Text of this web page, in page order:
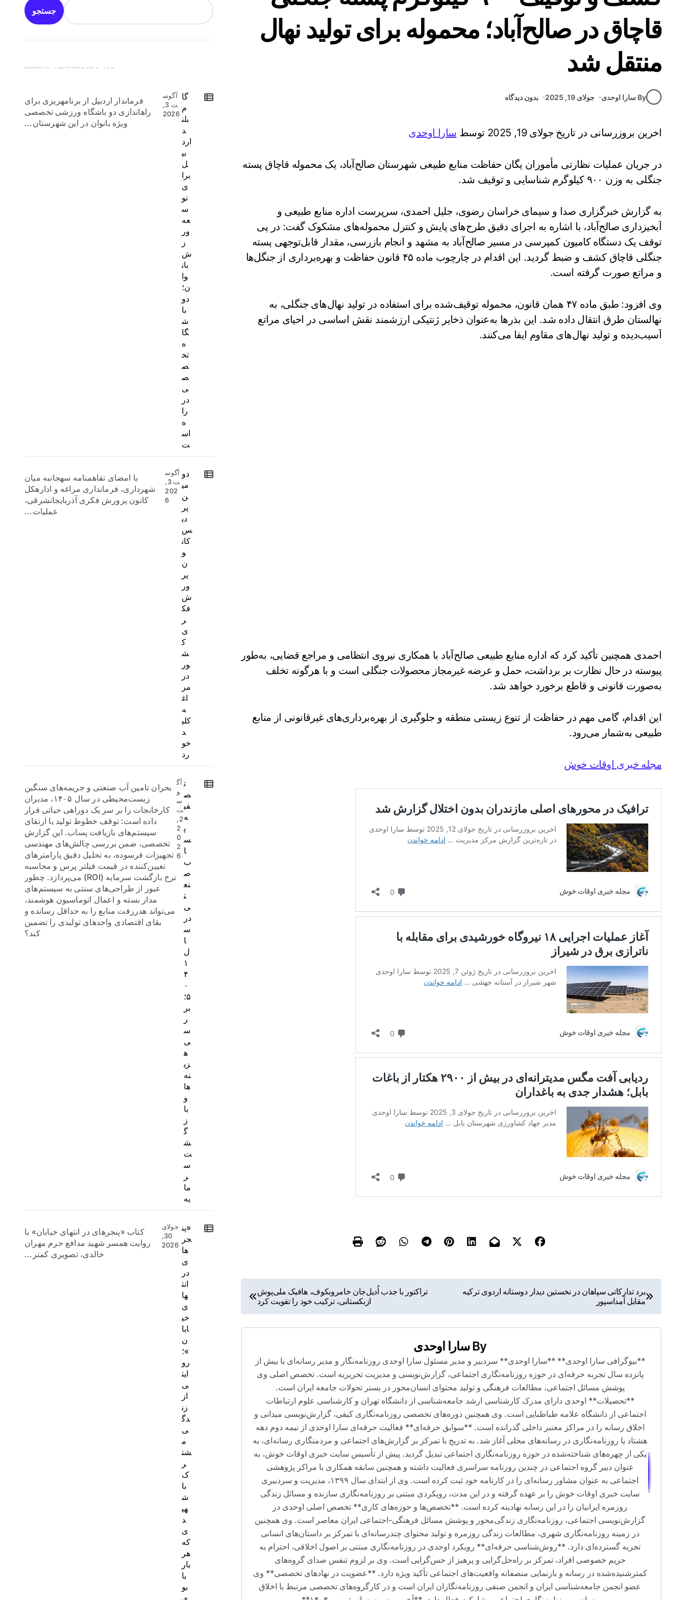
قاچاق در صالح‌آباد؛ محموله برای تولید نهال
منتقل شد
By سارا اوحدی جولای 19, 2025 بدون دیدگاه
اخرین بروزرسانی در تاریخ جولای 19, 2025 توسط سارا اوحدی
در جریان عملیات نظارتی مأموران یگان حفاظت منابع طبیعی شهرستان صالح‌آباد، یک محموله قاچاق پسته
جنگلی به وزن ۹۰۰ کیلوگرم شناسایی و توقیف شد.
به گزارش خبرگزاری صدا و سیمای خراسان رضوی، جلیل احمدی، سرپرست اداره منابع طبیعی و
آبخیزداری صالح‌آباد، با اشاره به اجرای دقیق طرح‌های پایش و کنترل محموله‌های مشکوک گفت: در پی
توقف یک دستگاه کامیون کمپرسی در مسیر صالح‌آباد به مشهد و انجام بازرسی، مقدار قابل‌توجهی پسته
جنگلی قاچاق کشف و ضبط گردید. این اقدام در چارچوب ماده ۴۵ قانون حفاظت و بهره‌برداری از جنگل‌ها
و مراتع صورت گرفته است.
وی افزود: طبق ماده ۴۷ همان قانون، محموله توقیف‌شده برای استفاده در تولید نهال‌های جنگلی، به
نهالستان طرق انتقال داده شد. این بذرها به‌عنوان ذخایر ژنتیکی ارزشمند نقش اساسی در احیای مراتع
آسیب‌دیده و تولید نهال‌های مقاوم ایفا می‌کنند.
احمدی همچنین تأکید کرد که اداره منابع طبیعی صالح‌آباد با همکاری نیروی انتظامی و مراجع قضایی، به‌طور
پیوسته در حال نظارت بر برداشت، حمل و عرضه غیرمجاز محصولات جنگلی است و با هرگونه تخلف
به‌صورت قانونی و قاطع برخورد خواهد شد.
این اقدام، گامی مهم در حفاظت از تنوع زیستی منطقه و جلوگیری از بهره‌برداری‌های غیرقانونی از منابع
طبیعی به‌شمار می‌رود.
مجله خبری اوقات خوش
ا
ه
ش
برد تدارکاتی سپاهان در نخستین دیدار دوستانه اردوی ترکیه
مقابل آمداسپور
تراکتور با جذب اُدیل‌جان خامروبکوف، هافبک ملی‌پوش
ازبکستانی، ترکیب خود را تقویت کرد
By سارا اوحدی
**بیوگرافی سارا اوحدی** **سارا اوحدی** سردبیر و مدیر مسئول سارا اوحدی روزنامه‌نگار و مدیر رسانه‌ای با بیش از
پانزده سال تجربه حرفه‌ای در حوزه روزنامه‌نگاری اجتماعی، گزارش‌نویسی و مدیریت تحریریه است. تخصص اصلی وی
پوشش مسائل اجتماعی، مطالعات فرهنگی و تولید محتوای انسان‌محور در بستر تحولات جامعه ایران است.
**تحصیلات** اوحدی دارای مدرک کارشناسی ارشد جامعه‌شناسی از دانشگاه تهران و کارشناسی علوم ارتباطات
اجتماعی از دانشگاه علامه طباطبایی است. وی همچنین دوره‌های تخصصی روزنامه‌نگاری کیفی، گزارش‌نویسی میدانی و
اخلاق رسانه را در مراکز معتبر داخلی گذرانده است. **سوابق حرفه‌ای** فعالیت حرفه‌ای سارا اوحدی از نیمه دوم دهه
هشتاد با روزنامه‌نگاری در رسانه‌های محلی آغاز شد. به تدریج با تمرکز بر گزارش‌های اجتماعی و مردمنگاری رسانه‌ای، به
یکی از چهره‌های شناخته‌شده در حوزه روزنامه‌نگاری اجتماعی تبدیل گردید. پیش از تأسیس سایت خبری اوقات خوش، به
عنوان دبیر گروه اجتماعی در چندین روزنامه سراسری فعالیت داشته و همچنین سابقه همکاری با مراکز پژوهشی
اجتماعی به عنوان مشاور رسانه‌ای را در کارنامه خود ثبت کرده است. وی از ابتدای سال ۱۳۹۹، مدیریت و سردبیری
سایت خبری اوقات خوش را بر عهده گرفته و در این مدت، رویکردی مبتنی بر روزنامه‌نگاری سازنده و مسائل زندگی
روزمره ایرانیان را در این رسانه نهادینه کرده است. **تخصص‌ها و حوزه‌های کاری** تخصص اصلی اوحدی در
گزارش‌نویسی اجتماعی، روزنامه‌نگاری زندگی‌محور و پوشش مسائل فرهنگی-اجتماعی ایران معاصر است. وی همچنین
در زمینه روزنامه‌نگاری شهری، مطالعات زندگی روزمره و تولید محتوای چندرسانه‌ای با تمرکز بر داستان‌های انسانی
تجربه گسترده‌ای دارد. **روش‌شناسی حرفه‌ای** رویکرد اوحدی در روزنامه‌نگاری مبتنی بر اصول اخلاقی، احترام به
حریم خصوصی افراد، تمرکز بر راه‌حل‌گرایی و پرهیز از حس‌گرایی است. وی بر لزوم تنفس صدای گروه‌های
کمترشنیده‌شده در رسانه و بازنمایی منصفانه واقعیت‌های اجتماعی تأکید ویژه دارد. **عضویت در نهادهای تخصصی** وی
عضو انجمن جامعه‌شناسی ایران و انجمن صنفی روزنامه‌نگاران ایران است و در کارگروه‌های تخصصی مرتبط با اخلاق
جستجو
جدیدترین اخبار:
گا
م
بلن
د
ارد
بی
ل
برا
ی
تو
س
عه
ور
ز
ش
بان
وا
ن؛
دو
با
ش
گا
ه
تخ
ص
ص
ی
در
را
ه
اس
ت
آگوس
ت 3,
2026
فرماندار اردبیل از برنامهریزی برای
راهاندازی دو باشگاه ورزشی تخصصی
ویژه بانوان در این شهرستان...
دو
می
ن
پر
دی
س
کان
و
ن
پر
ور
ش
فک
ر
ی
ک
ش
ور
در
مر
اغ
ه
کلی
د
خو
رد
آگوس
ت 3,
202
6
با امضای تفاهمنامه سهجانبه میان
شهرداری، فرمانداری مراغه و ادارهکل
کانون پرورش فکری آذربایجانشرقی،
عملیات...
ت
ص
فی
ه
پ
س
ا
ب
ص
نع
ت
ی
در
س
ا
ل
۱
۴
۰
۵؛
بر
ر
س
ی
ه
زی
نه‌
ها
و
با
ز
گ
ش
ت
س
ر
ما
یه
آگ
و
س
ت
2,
2
0
2
6
بحران تامین آب صنعتی و جریمه‌های سنگین
زیست‌محیطی در سال ۱۴۰۵، مدیران
کارخانجات را بر سر یک دوراهی حیاتی قرار
داده است: توقف خطوط تولید یا ارتقای
سیستم‌های بازیافت پساب. این گزارش
تخصصی، ضمن بررسی چالش‌های مهندسی
تجهیزات فرسوده، به تحلیل دقیق پارامترهای
تعیین‌کننده در قیمت فیلتر پرس و محاسبه
نرخ بازگشت سرمایه (ROI) می‌پردازد. چطور
عبور از طراحی‌های سنتی به سیستم‌های
مدار بسته و اعمال اتوماسیون هوشمند،
می‌تواند هدررفت منابع را به حداقل رسانده و
بقای اقتصادی واحدهای تولیدی را تضمین
کند؟
«پن
جر
ها
ی
در
انت
ها
ی
خی
ابا
ن
»؛
رو
ایت
ی
از
زن
دگ
ی
م
شت
ر
ک
با
ش
هی
د
ی
که
هر
بار
با
بو
ی
جولای
30,
2026
کتاب «پنجرهای در انتهای خیابان» با
روایت همسر شهید مدافع حرم مهران
خالدی، تصویری کمتر...